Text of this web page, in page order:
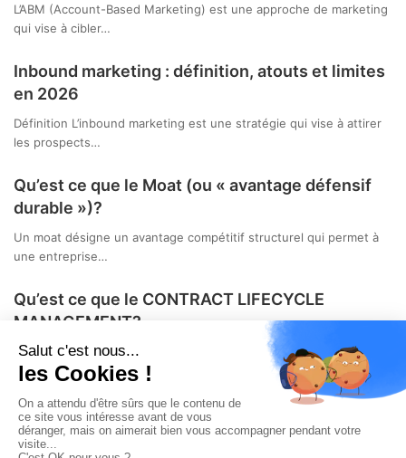
L’ABM (Account-Based Marketing) est une approche de marketing
qui vise à cibler…
Inbound marketing : définition, atouts et limites
en 2026
Définition L’inbound marketing est une stratégie qui vise à attirer
les prospects…
Qu’est ce que le Moat (ou « avantage défensif
durable »)?
Un moat désigne un avantage compétitif structurel qui permet à
une entreprise…
Qu’est ce que le CONTRACT LIFECYCLE
MANAGEMENT?
Le Contract Lifecycle Management (CLM) est un processus qui
vise à gérer…